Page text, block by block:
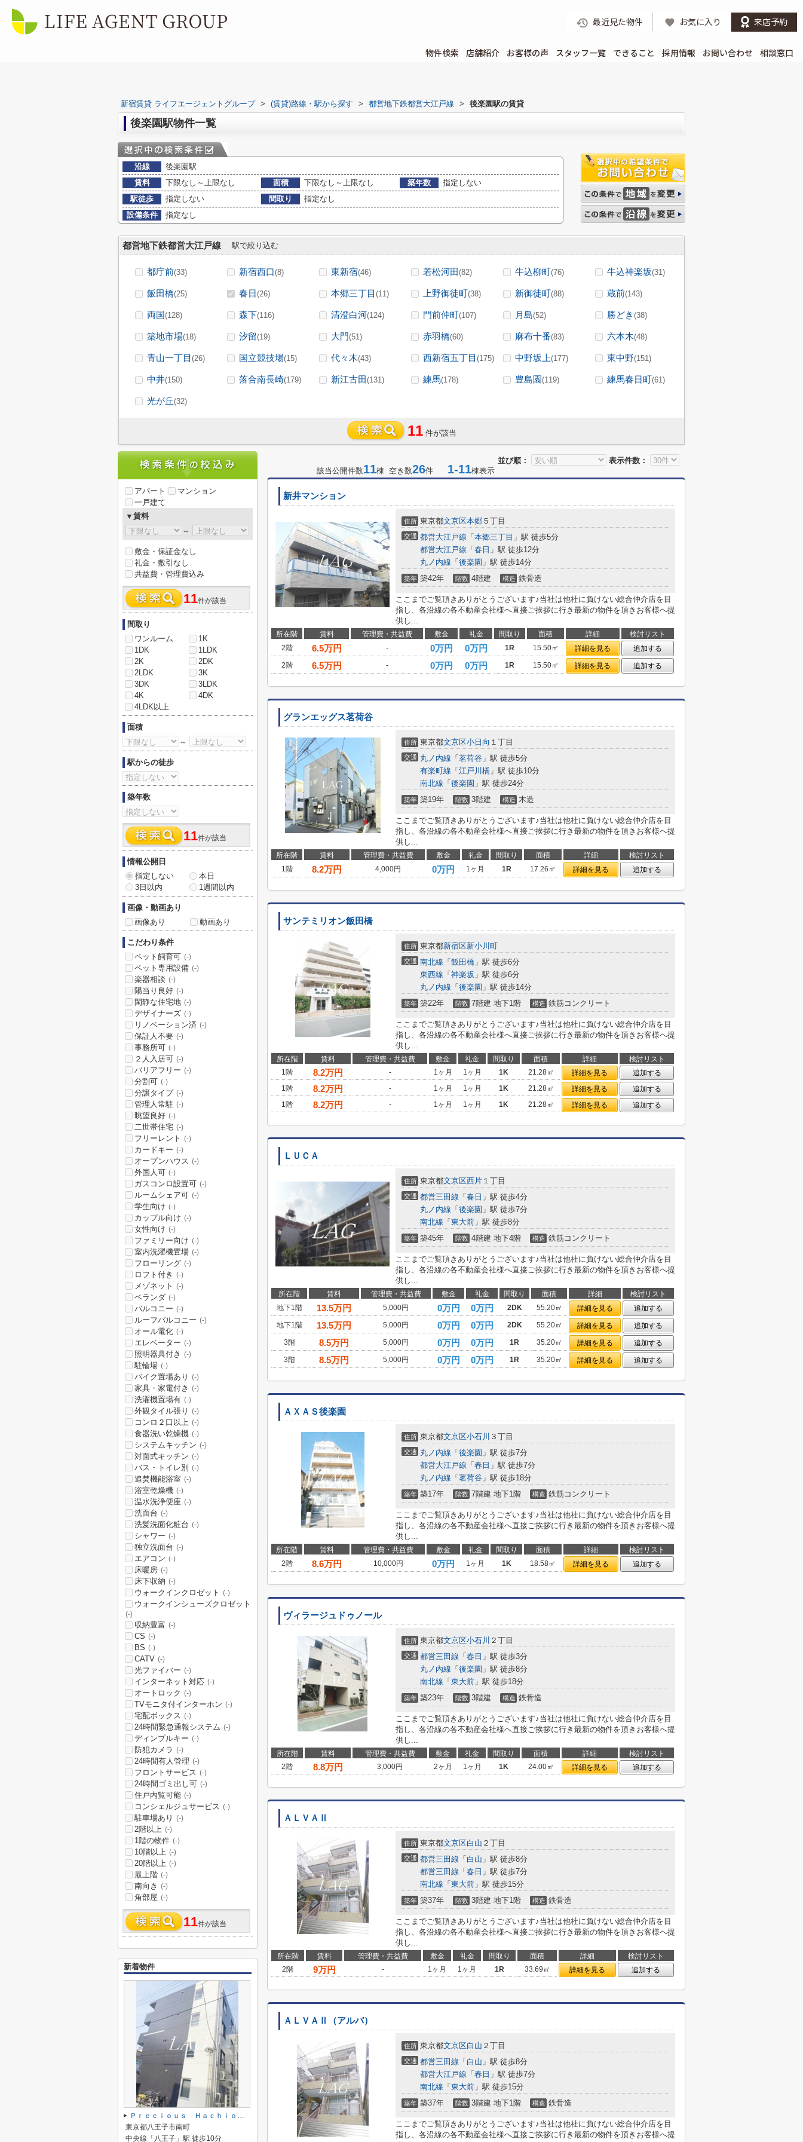
最近見た物件 お気に入り 来店予約
物件検索 店舗紹介 お客様の声 スタッフ一覧 できること 採用情報 お問い合わせ 相談窓口
新宿賃貸 ライフエージェントグループ > (賃貸)路線・駅から探す > 都営地下鉄都営大江戸線 > 後楽園駅の賃貸
後楽園駅物件一覧
沿線
後楽園駅
賃料
下限なし～上限なし 面積 下限なし～上限なし 築年数
指定しない
駅徒歩
指定しない 間取り
指定なし
設備条件
指定なし
都営地下鉄都営大江戸線 駅で絞り込む
都庁前(33) 新宿西口(8) 東新宿(46) 若松河田(82) 牛込柳町(76) 牛込神楽坂(31)
飯田橋(25) 春日(26) 本郷三丁目 (11) 上野御徒町(38) 新御徒町(88) 蔵前(143)
両国(128) 森下(116) 清澄白河(124) 門前仲町(107) 月島(52) 勝どき (38)
築地市場(18) 汐留(19) 大門(51) 赤羽橋(60) 麻布十番(83) 六本木(48)
青山一丁目 (26) 国立競技場(15) 代々木(43) 西新宿五丁目 (175) 中野坂上(177) 東中野(151)
中井(150) 落合南長崎(179) 新江古田(131) 練馬(178) 豊島園(119) 練馬春日町(61)
光が丘(32)
11 件が該当
並び順：
表示件数：
該当公開件数11棟 空き数26件 1-11棟表示
新井マンション
住所 東京都文京区本郷 ５丁目
交通 都営大江戸線 「 本郷三丁目 」駅 徒歩5分
都営大江戸線 「 春日 」駅 徒歩12分
丸ノ内線 「 後楽園 」駅 徒歩14分
築年 築42年 階数 4階建 構造 鉄骨造
ここまでご覧頂きありがとうございます♪当社は他社に負けない総合仲介店を目
指し、各沿線の各不動産会社様へ直接ご挨拶に行き最新の物件を頂きお客様へ提
供し...
所在階 賃料 管理費・共益費 敷金 礼金 間取り 面積 詳細
検討リスト
2階
6.5万円 - 0万円 0万円 1R 15.50㎡ 詳細を見る
追加する
2階
6.5万円 - 0万円 0万円 1R 15.50㎡ 詳細を見る 追加する
グランエッグス茗荷谷
住所 東京都文京区小日向 １丁目
交通 丸ノ内線 「 茗荷谷 」駅 徒歩5分
有楽町線 「 江戸川橋 」駅 徒歩10分
南北線 「 後楽園 」駅 徒歩24分
築年 築19年 階数 3階建 構造 木造
ここまでご覧頂きありがとうございます♪当社は他社に負けない総合仲介店を目
指し、各沿線の各不動産会社様へ直接ご挨拶に行き最新の物件を頂きお客様へ提
供し...
所在階 賃料 管理費・共益費 敷金 礼金 間取り 面積 詳細
検討リスト
1階
8.2万円 4,000円 0万円 1ヶ月 1R 17.26㎡ 詳細を見る 追加する
サンテミリオン飯田橋
住所 東京都新宿区新小川町
交通 南北線 「 飯田橋 」駅 徒歩6分
東西線 「 神楽坂 」駅 徒歩6分
丸ノ内線 「 後楽園 」駅 徒歩14分
築年 築22年 階数 7階建 地下1階 構造 鉄筋コンクリート
ここまでご覧頂きありがとうございます♪当社は他社に負けない総合仲介店を目
指し、各沿線の各不動産会社様へ直接ご挨拶に行き最新の物件を頂きお客様へ提
供し...
所在階 賃料 管理費・共益費 敷金 礼金 間取り 面積 詳細
検討リスト
1階
8.2万円 - 1ヶ月 1ヶ月 1K 21.28㎡ 詳細を見る
追加する
1階
8.2万円 - 1ヶ月 1ヶ月 1K 21.28㎡ 詳細を見る
追加する
1階
8.2万円 - 1ヶ月 1ヶ月 1K 21.28㎡ 詳細を見る 追加する
ＬＵＣＡ
住所 東京都文京区西片 １丁目
交通 都営三田線 「 春日 」駅 徒歩4分
丸ノ内線 「 後楽園 」駅 徒歩7分
南北線 「 東大前 」駅 徒歩8分
築年 築45年 階数 4階建 地下4階 構造 鉄筋コンクリート
ここまでご覧頂きありがとうございます♪当社は他社に負けない総合仲介店を目
指し、各沿線の各不動産会社様へ直接ご挨拶に行き最新の物件を頂きお客様へ提
供し...
所在階 賃料 管理費・共益費 敷金 礼金 間取り 面積 詳細
検討リスト
地下1階
13.5万円 5,000円 0万円 0万円 2DK 55.20㎡ 詳細を見る
追加する
地下1階
13.5万円 5,000円 0万円 0万円 2DK 55.20㎡ 詳細を見る
追加する
3階
8.5万円 5,000円 0万円 0万円 1R 35.20㎡ 詳細を見る
追加する
3階
8.5万円 5,000円 0万円 0万円 1R 35.20㎡ 詳細を見る 追加する
ＡＸＡＳ後楽園
住所 東京都文京区小石川 ３丁目
交通 丸ノ内線 「 後楽園 」駅 徒歩7分
都営大江戸線 「 春日 」駅 徒歩7分
丸ノ内線 「 茗荷谷 」駅 徒歩18分
築年 築17年 階数 7階建 地下1階 構造 鉄筋コンクリート
ここまでご覧頂きありがとうございます♪当社は他社に負けない総合仲介店を目
指し、各沿線の各不動産会社様へ直接ご挨拶に行き最新の物件を頂きお客様へ提
供し...
所在階 賃料 管理費・共益費 敷金 礼金 間取り 面積 詳細
検討リスト
2階
8.6万円 10,000円 0万円 1ヶ月 1K 18.58㎡ 詳細を見る 追加する
ヴィラージュドゥノール
住所 東京都文京区小石川 ２丁目
交通 都営三田線 「 春日 」駅 徒歩3分
丸ノ内線 「 後楽園 」駅 徒歩8分
南北線 「 東大前 」駅 徒歩18分
築年 築23年 階数 3階建 構造 鉄骨造
ここまでご覧頂きありがとうございます♪当社は他社に負けない総合仲介店を目
指し、各沿線の各不動産会社様へ直接ご挨拶に行き最新の物件を頂きお客様へ提
供し...
所在階 賃料 管理費・共益費 敷金 礼金 間取り 面積 詳細
検討リスト
2階
8.8万円 3,000円 2ヶ月 1ヶ月 1K 24.00㎡ 詳細を見る 追加する
ＡＬＶＡⅡ
住所 東京都文京区白山 ２丁目
交通 都営三田線 「 白山 」駅 徒歩8分
都営三田線 「 春日 」駅 徒歩7分
南北線 「 東大前 」駅 徒歩15分
築年 築37年 階数 3階建 地下1階 構造 鉄骨造
ここまでご覧頂きありがとうございます♪当社は他社に負けない総合仲介店を目
指し、各沿線の各不動産会社様へ直接ご挨拶に行き最新の物件を頂きお客様へ提
供し...
所在階 賃料 管理費・共益費 敷金 礼金 間取り 面積 詳細
検討リスト
2階
9万円 - 1ヶ月 1ヶ月 1R 33.69㎡ 詳細を見る 追加する
ＡＬＶＡⅡ（アルバ）
住所 東京都文京区白山 ２丁目
交通 都営三田線 「 白山 」駅 徒歩8分
都営大江戸線 「 春日 」駅 徒歩7分
南北線 「 東大前 」駅 徒歩15分
築年 築37年 階数 3階建 地下1階 構造 鉄骨造
ここまでご覧頂きありがとうございます♪当社は他社に負けない総合仲介店を目
指し、各沿線の各不動産会社様へ直接ご挨拶に行き最新の物件を頂きお客様へ提
アパート
マンション
一戸建て
▼賃料
～
敷金・保証金なし
礼金・敷引なし
共益費・管理費込み
11件が該当
間取り
ワンルーム
1K
1DK
1LDK
2K
2DK
2LDK
3K
3DK
3LDK
4K
4DK
4LDK以上
面積
～
駅からの徒歩
築年数
11件が該当
情報公開日
指定しない
本日
3日以内
1週間以内
画像・動画あり
画像あり
動画あり
こだわり条件
ペット飼育可 (-)
ペット専用設備 (-)
楽器相談 (-)
陽当り良好 (-)
閑静な住宅地 (-)
デザイナーズ (-)
リノベーション済 (-)
保証人不要 (-)
事務所可 (-)
２人入居可 (-)
バリアフリー (-)
分割可 (-)
分譲タイプ (-)
管理人常駐 (-)
眺望良好 (-)
二世帯住宅 (-)
フリーレント (-)
カードキー (-)
オープンハウス (-)
外国人可 (-)
ガスコンロ設置可 (-)
ルームシェア可 (-)
学生向け (-)
カップル向け (-)
女性向け (-)
ファミリー向け (-)
室内洗濯機置場 (-)
フローリング (-)
ロフト付き (-)
メゾネット (-)
ベランダ (-)
バルコニー (-)
ルーフバルコニー (-)
オール電化 (-)
エレベーター (-)
照明器具付き (-)
駐輪場 (-)
バイク置場あり (-)
家具・家電付き (-)
洗濯機置場有 (-)
外観タイル張り (-)
コンロ２口以上 (-)
食器洗い乾燥機 (-)
システムキッチン (-)
対面式キッチン (-)
バス・トイレ別 (-)
追焚機能浴室 (-)
浴室乾燥機 (-)
温水洗浄便座 (-)
洗面台 (-)
洗髪洗面化粧台 (-)
シャワー (-)
独立洗面台 (-)
エアコン (-)
床暖房 (-)
床下収納 (-)
ウォークインクロゼット (-)
ウォークインシューズクロゼット
(-)
収納豊富 (-)
CS (-)
BS (-)
CATV (-)
光ファイバー (-)
インターネット対応 (-)
オートロック (-)
TVモニタ付インターホン (-)
宅配ボックス (-)
24時間緊急通報システム (-)
ディンプルキー (-)
防犯カメラ (-)
24時間有人管理 (-)
フロントサービス (-)
24時間ゴミ出し可 (-)
住戸内覧可能 (-)
コンシェルジュサービス (-)
駐車場あり (-)
2階以上 (-)
1階の物件 (-)
10階以上 (-)
20階以上 (-)
最上階 (-)
南向き (-)
角部屋 (-)
11件が該当
新着物件
Ｐｒｅｃｉｏｕｓ Ｈａｃｈｉｏｊｉ
東京都八王子市南町
中央線「八王子」駅 徒歩10分